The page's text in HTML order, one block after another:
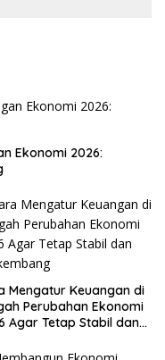
Ekonomi 2026:
Mengatur Keuangan di
Perubahan Ekonomi
Agar Tetap Stabil dan